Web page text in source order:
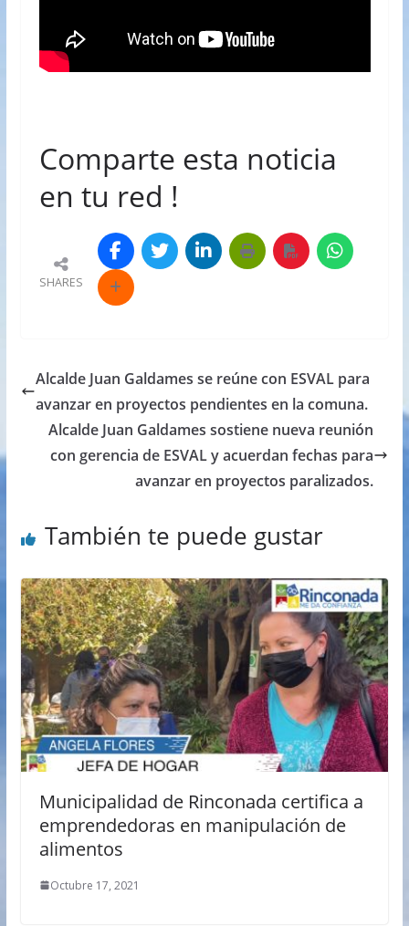
Comparte esta noticia
en tu red !
SHARES
Alcalde Juan Galdames se reúne con ESVAL para
avanzar en proyectos pendientes en la comuna.
Alcalde Juan Galdames sostiene nueva reunión
con gerencia de ESVAL y acuerdan fechas para
avanzar en proyectos paralizados.
También te puede gustar
Municipalidad de Rinconada certifica a
emprendedoras en manipulación de
alimentos
Octubre 17, 2021